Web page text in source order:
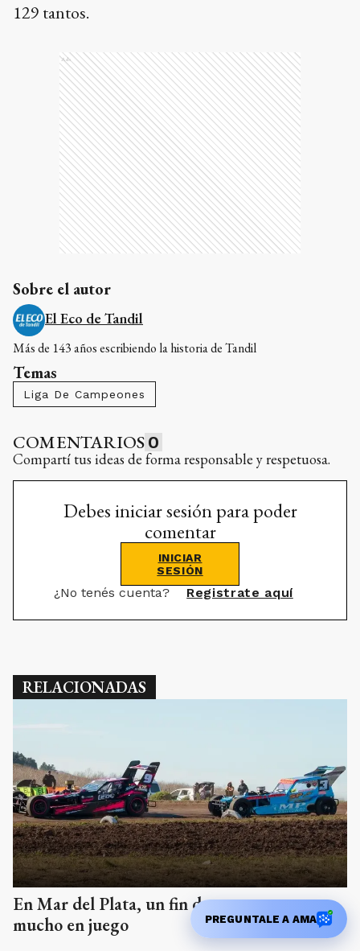
129 tantos.
Ads
Sobre el autor
El Eco de Tandil
Más de 143 años escribiendo la historia de Tandil
Temas
Liga De Campeones
COMENTARIOS 0
Compartí tus ideas de forma responsable y respetuosa.
Debes iniciar sesión para poder
comentar
INICIAR
SESIÓN
¿No tenés cuenta? Registrate aquí
RELACIONADAS
En Mar del Plata, un fin de semana con
mucho en juego
PREGUNTALE A AMA